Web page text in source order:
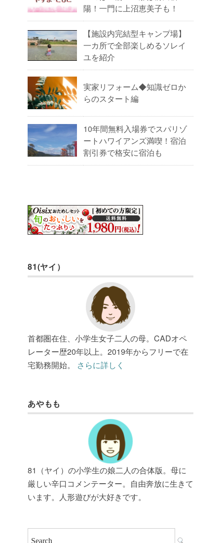
陽！一門に上沼恵美子も！
【施設内完結型キャンプ場】
一カ所で全部楽しめるソレイ
ユを紹介
実家リフォーム◆知識ゼロか
らのスタート編
10年間無料入場券でスパリゾ
ートハワイアンズ満喫！宿泊
割引券で格安に宿泊も
81(ヤイ）
首都圏在住、小学生女子二人の母。CADオペ
レーター歴20年以上。2019年からフリーで在
宅勤務開始。 さらに詳しく
あやもも
81（ヤイ）の小学生の娘二人の合体版。母に
厳しい辛口コメンテーター。自由奔放に生きて
います。人形遊びが大好きです。